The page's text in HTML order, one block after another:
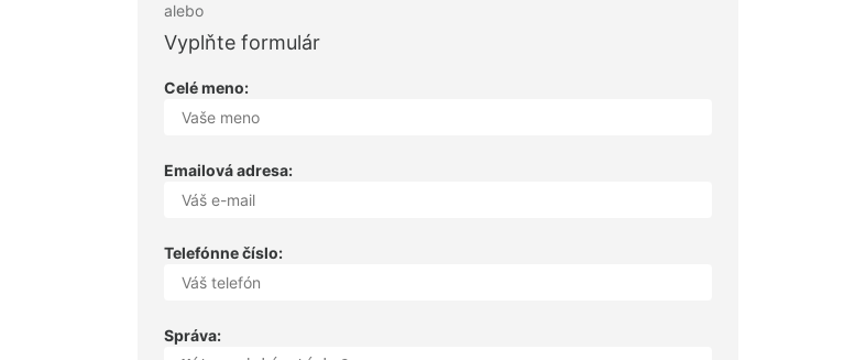
alebo
Vyplňte formulár
Celé meno:
Emailová adresa:
Telefónne číslo:
Správa: